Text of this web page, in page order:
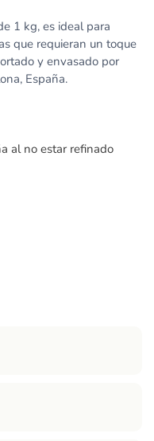
1 kg, es ideal para
que requieran un toque
y envasado por
España.
al no estar refinado